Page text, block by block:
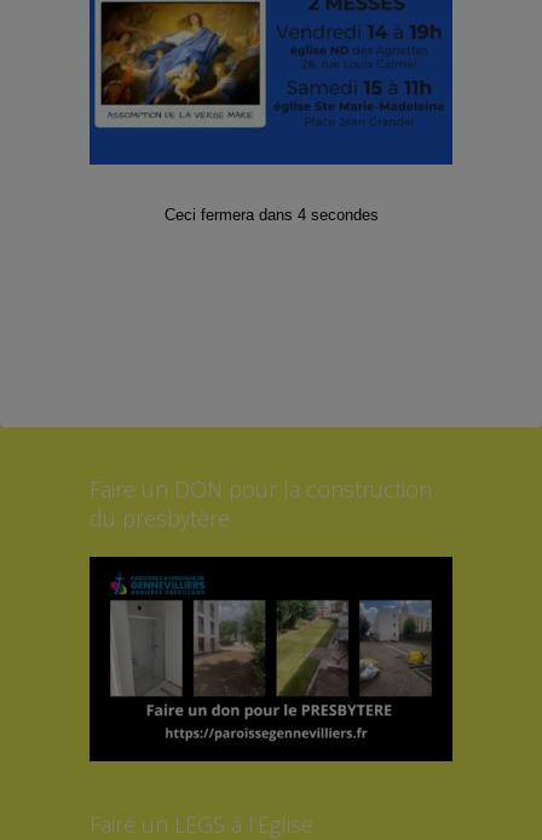
Facebook TwitterInstagram
Abonnez-vous à notre Lettre
d’informations
Faire un DON pour la construction
du presbytère
Faire un LEGS à l’Eglise
Ceci fermera dans 4secondes